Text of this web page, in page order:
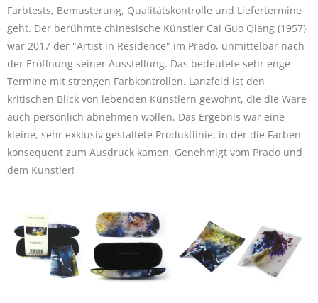
Farbtests, Bemusterung, Qualitätskontrolle und Liefertermine
geht. Der berühmte chinesische Künstler Cai Guo Qiang (1957)
war 2017 der "Artist in Residence" im Prado, unmittelbar nach
der Eröffnung seiner Ausstellung. Das bedeutete sehr enge
Termine mit strengen Farbkontrollen. Lanzfeld ist den
kritischen Blick von lebenden Künstlern gewohnt, die die Ware
auch persönlich abnehmen wollen. Das Ergebnis war eine
kleine, sehr exklusiv gestaltete Produktlinie, in der die Farben
konsequent zum Ausdruck kamen. Genehmigt vom Prado und
dem Künstler!